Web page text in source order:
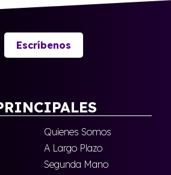
Escríbenos
Quienes Somos
A Largo Plazo
Segunda Mano